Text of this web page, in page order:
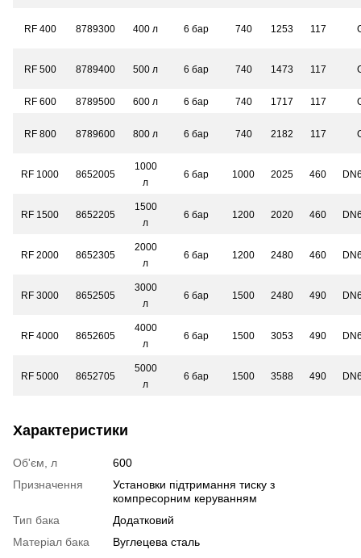
RF 400 8789300 400 л 6 бар 740 1253 117
RF 500 8789400 500 л 6 бар 740 1473 117
RF 600 8789500 600 л 6 бар 740 1717 117
RF 800 8789600 800 л 6 бар 740 2182 117
RF 1000 8652005
1000
л
6 бар 1000 2025 460
RF 1500 8652205
1500
л
6 бар 1200 2020 460
RF 2000 8652305
2000
л
6 бар 1200 2480 460
RF 3000 8652505
3000
л
6 бар 1500 2480 490
RF 4000 8652605
4000
л
6 бар 1500 3053 490
RF 5000 8652705
5000
л
6 бар 1500 3588 490
Характеристики
Об'єм, л
600
Призначення
Установки підтримання тиску з
компресорним керуванням
Тип бака
Додатковий
Матеріал бака
Вуглецева сталь